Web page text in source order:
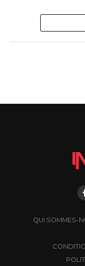
QUI SOMMES-